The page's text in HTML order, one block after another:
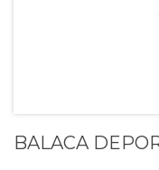
BALACA